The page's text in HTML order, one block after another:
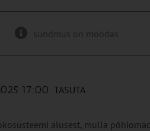
sündmus on möödas
17:00 TASUTA
alusest, mulla